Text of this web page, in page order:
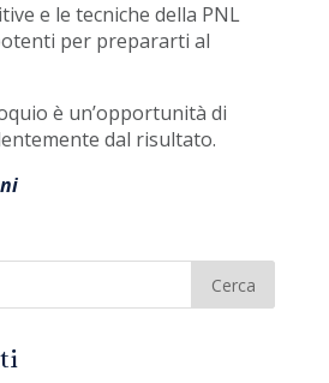
e le tecniche della PNL
per prepararti al
è un’opportunità di
dal risultato.